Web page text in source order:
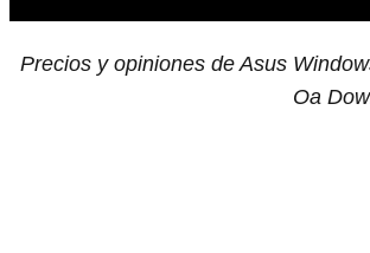
Precios y opiniones de Asus
Oa